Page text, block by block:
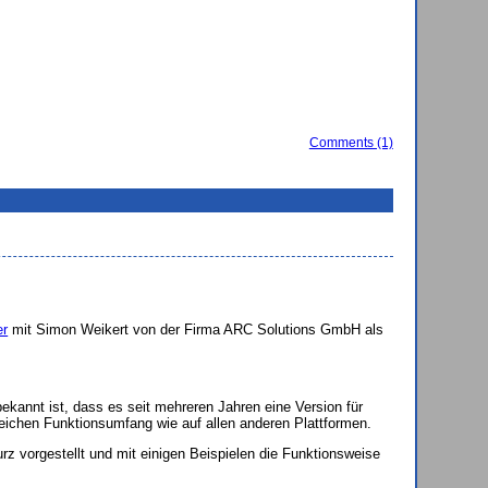
Comments (1)
mit Simon Weikert von der Firma ARC Solutions GmbH als
ist, dass es seit mehreren Jahren eine Version für
Funktionsumfang wie auf allen anderen Plattformen.
vorgestellt und mit einigen Beispielen die Funktionsweise